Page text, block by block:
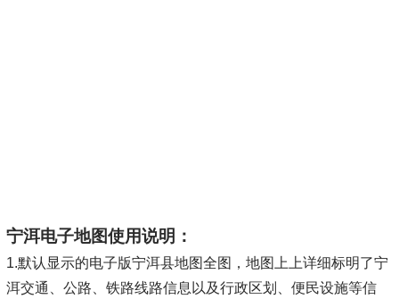
宁洱电子地图使用说明：
1.默认显示的电子版宁洱县地图全图，地图上上详细标明了宁
洱交通、公路、铁路线路信息以及行政区划、便民设施等信